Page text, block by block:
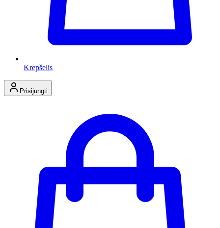
Krepšelis
Prisijungti